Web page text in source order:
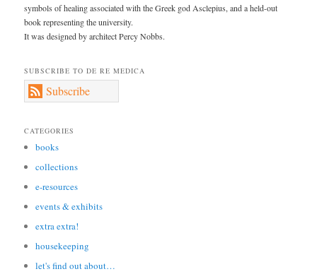
symbols of healing associated with the Greek god Asclepius, and a held-out
book representing the university.
It was designed by architect Percy Nobbs.
SUBSCRIBE TO DE RE MEDICA
Subscribe
CATEGORIES
books
collections
e-resources
events & exhibits
extra extra!
housekeeping
let's find out about…